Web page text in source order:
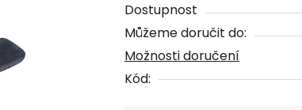
z
5
hvězdiček.
Dostupnost
Můžeme doručit do:
Možnosti doručení
Kód: